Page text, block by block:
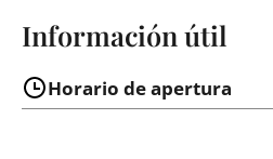
Información útil
Horario de apertura